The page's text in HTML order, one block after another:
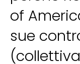
of
sue